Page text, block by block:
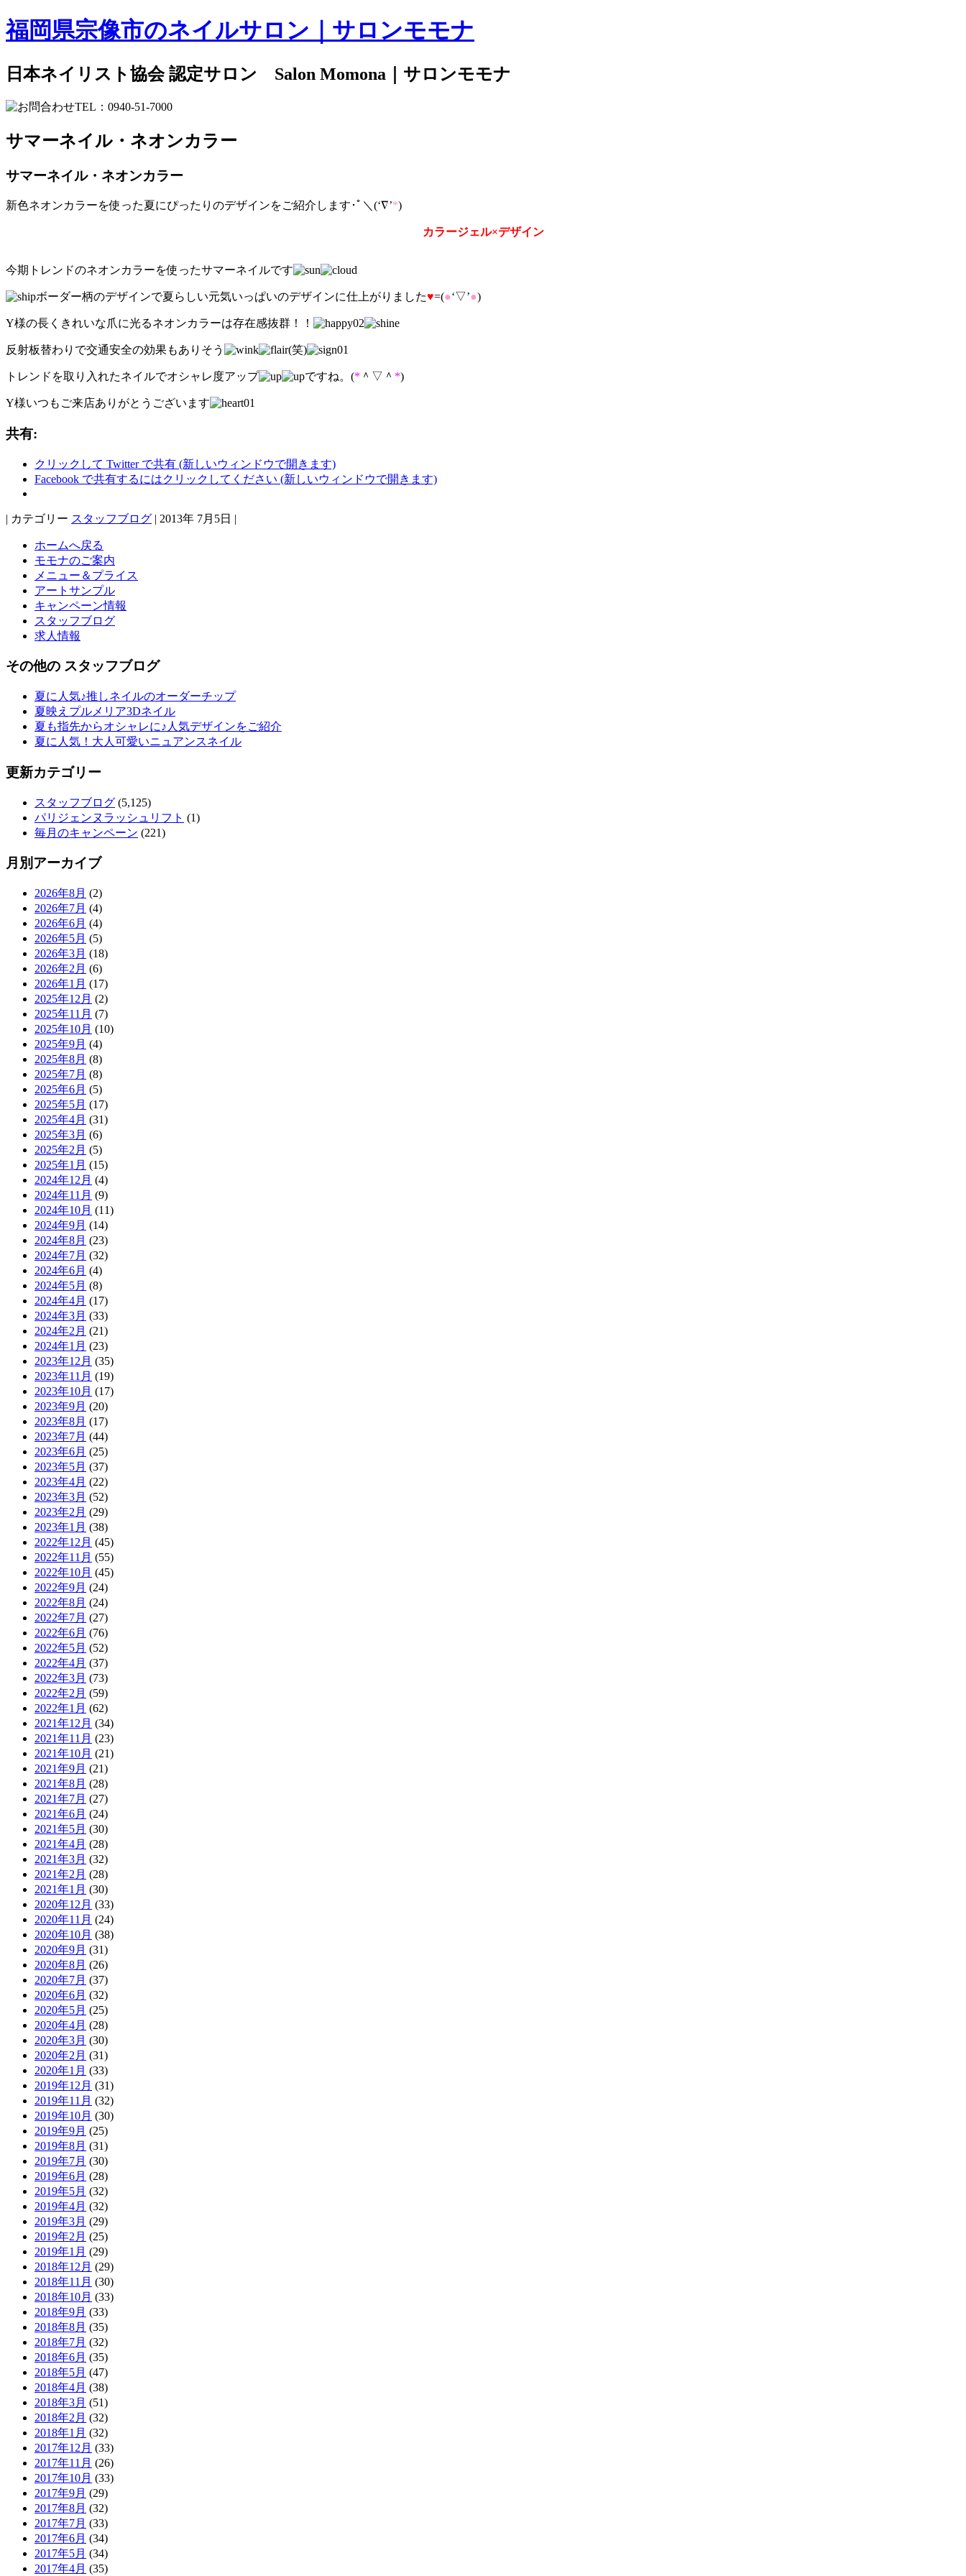
福岡県宗像市のネイルサロン｜サロンモモナ
日本ネイリスト協会 認定サロン Salon Momona｜サロンモモナ
サマーネイル・ネオンカラー
サマーネイル・ネオンカラー
新色ネオンカラーを使った夏にぴったりのデザインをご紹介します･ﾟ＼(‘∇’*)
カラージェル×デザイン
今期トレンドのネオンカラーを使ったサマーネイルです
ボーダー柄のデザインで夏らしい元気いっぱいのデザインに仕上がりました♥=(●‘▽’●)ゝ
Y様の長くきれいな爪に光るネオンカラーは存在感抜群！！
反射板替わりで交通安全の効果もありそう (笑)
トレンドを取り入れたネイルでオシャレ度アップ ですね。(* ＾▽＾ *)
Y様いつもご来店ありがとうございます
共有:
クリックして Twitter で共有 (新しいウィンドウで開きます)
Facebook で共有するにはクリックしてください (新しいウィンドウで開きます)
| カテゴリー スタッフブログ | 2013年 7月5日 |
ホームへ戻る
モモナのご案内
メニュー＆プライス
アートサンプル
キャンペーン情報
スタッフブログ
求人情報
その他の スタッフブログ
夏に人気♪推しネイルのオーダーチップ
夏映えプルメリア3Dネイル
夏も指先からオシャレに♪人気デザインをご紹介
夏に人気！大人可愛いニュアンスネイル
更新カテゴリー
スタッフブログ (5,125)
パリジェンヌラッシュリフト (1)
毎月のキャンペーン (221)
月別アーカイブ
2026年8月 (2)
2026年7月 (4)
2026年6月 (4)
2026年5月 (5)
2026年3月 (18)
2026年2月 (6)
2026年1月 (17)
2025年12月 (2)
2025年11月 (7)
2025年10月 (10)
2025年9月 (4)
2025年8月 (8)
2025年7月 (8)
2025年6月 (5)
2025年5月 (17)
2025年4月 (31)
2025年3月 (6)
2025年2月 (5)
2025年1月 (15)
2024年12月 (4)
2024年11月 (9)
2024年10月 (11)
2024年9月 (14)
2024年8月 (23)
2024年7月 (32)
2024年6月 (4)
2024年5月 (8)
2024年4月 (17)
2024年3月 (33)
2024年2月 (21)
2024年1月 (23)
2023年12月 (35)
2023年11月 (19)
2023年10月 (17)
2023年9月 (20)
2023年8月 (17)
2023年7月 (44)
2023年6月 (25)
2023年5月 (37)
2023年4月 (22)
2023年3月 (52)
2023年2月 (29)
2023年1月 (38)
2022年12月 (45)
2022年11月 (55)
2022年10月 (45)
2022年9月 (24)
2022年8月 (24)
2022年7月 (27)
2022年6月 (76)
2022年5月 (52)
2022年4月 (37)
2022年3月 (73)
2022年2月 (59)
2022年1月 (62)
2021年12月 (34)
2021年11月 (23)
2021年10月 (21)
2021年9月 (21)
2021年8月 (28)
2021年7月 (27)
2021年6月 (24)
2021年5月 (30)
2021年4月 (28)
2021年3月 (32)
2021年2月 (28)
2021年1月 (30)
2020年12月 (33)
2020年11月 (24)
2020年10月 (38)
2020年9月 (31)
2020年8月 (26)
2020年7月 (37)
2020年6月 (32)
2020年5月 (25)
2020年4月 (28)
2020年3月 (30)
2020年2月 (31)
2020年1月 (33)
2019年12月 (31)
2019年11月 (32)
2019年10月 (30)
2019年9月 (25)
2019年8月 (31)
2019年7月 (30)
2019年6月 (28)
2019年5月 (32)
2019年4月 (32)
2019年3月 (29)
2019年2月 (25)
2019年1月 (29)
2018年12月 (29)
2018年11月 (30)
2018年10月 (33)
2018年9月 (33)
2018年8月 (35)
2018年7月 (32)
2018年6月 (35)
2018年5月 (47)
2018年4月 (38)
2018年3月 (51)
2018年2月 (32)
2018年1月 (32)
2017年12月 (33)
2017年11月 (26)
2017年10月 (33)
2017年9月 (29)
2017年8月 (32)
2017年7月 (33)
2017年6月 (34)
2017年5月 (34)
2017年4月 (35)